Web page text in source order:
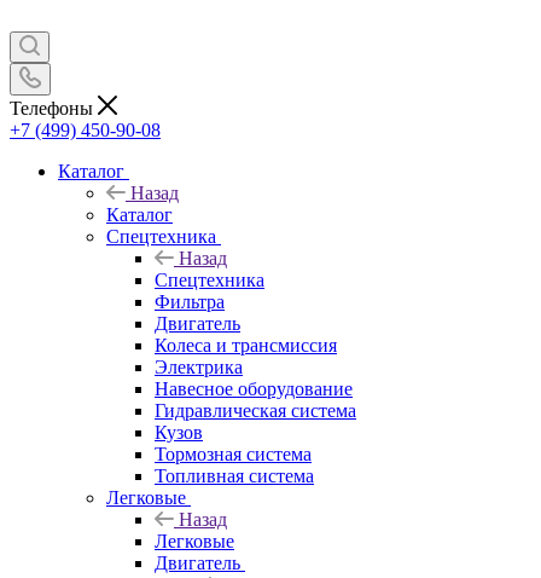
Телефоны
+7 (499) 450-90-08
Каталог
Назад
Каталог
Спецтехника
Назад
Спецтехника
Фильтра
Двигатель
Колеса и трансмиссия
Электрика
Навесное оборудование
Гидравлическая система
Кузов
Тормозная система
Топливная система
Легковые
Назад
Легковые
Двигатель